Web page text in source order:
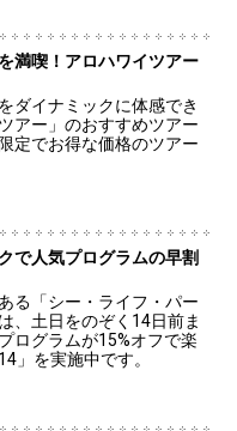
満喫！アロハワイツアー
ダイナミックに体感でき
アー」のおすすめツアー
定でお得な価格のツアー
で人気プログラムの早割
る「シー・ライフ・パー
、土日をのぞく14日前ま
ログラムが15%オフで楽
」を実施中です。